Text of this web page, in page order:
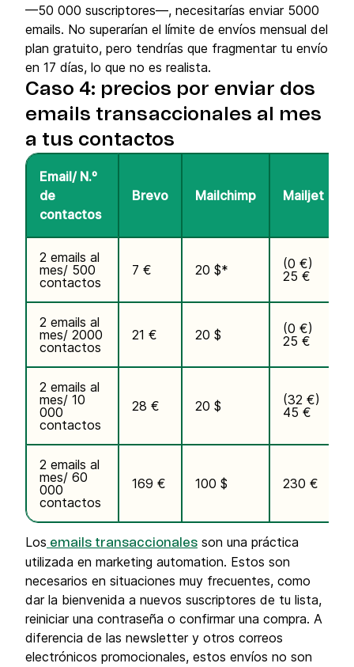
—50 000 suscriptores—, necesitarías enviar 5000
emails. No superarían el límite de envíos mensual del
plan gratuito, pero tendrías que fragmentar tu envío
en 17 días, lo que no es realista.
Caso 4: precios por enviar dos
emails transaccionales al mes
a tus contactos
Email/ N.º
de
contactos
Brevo Mailchimp Mailjet
2 emails al
mes/ 500
contactos
7 € 20 $*
(0 €)
25 €
2 emails al
mes/ 2000
contactos
21 € 20 $
(0 €)
25 €
2 emails al
mes/ 10
000
contactos
28 € 20 $
(32 €)
45 €
2 emails al
mes/ 60
000
contactos
169 € 100 $ 230 €
Los emails transaccionales son una práctica
utilizada en marketing automation. Estos son
necesarios en situaciones muy frecuentes, como
dar la bienvenida a nuevos suscriptores de tu lista,
reiniciar una contraseña o confirmar una compra. A
diferencia de las newsletter y otros correos
electrónicos promocionales, estos envíos no son